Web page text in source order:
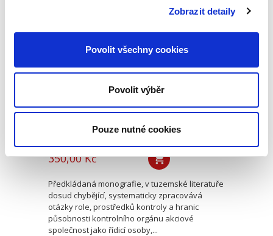
Zobrazit detaily
Povolit všechny cookies
Povolit výběr
Pouze nutné cookies
kontrolního orgánu
akciové společnosti
řídicí koncern
350,00 Kč
Předkládaná monografie, v tuzemské literatuře
dosud chybějící, systematicky zpracovává
otázky role, prostředků kontroly a hranic
působnosti kontrolního orgánu akciové
společnost jako řídicí osoby,...